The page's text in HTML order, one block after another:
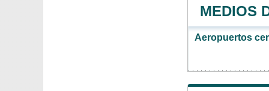
MEDIOS
Aeropuertos